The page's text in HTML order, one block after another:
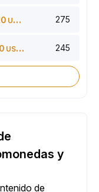
USDT 275
USDT 245
y
de